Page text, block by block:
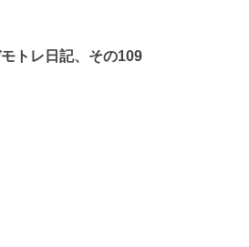
トレ日記、その109